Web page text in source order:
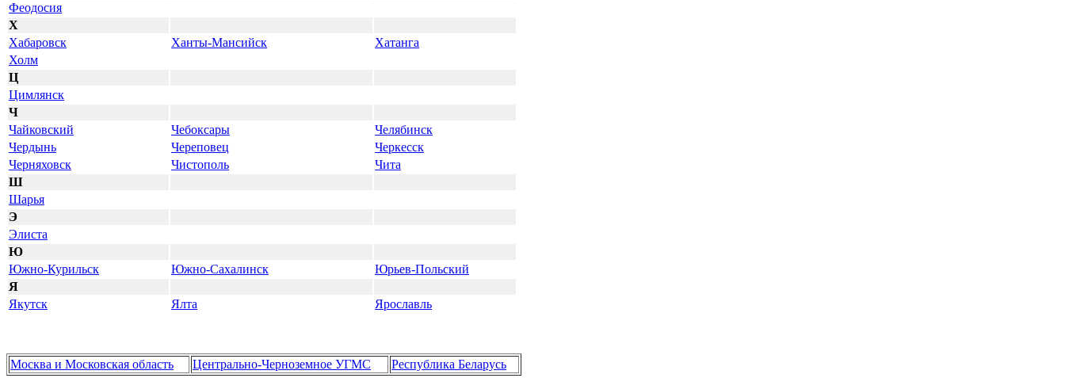
Феодосия
Х
Хабаровск
Ханты-Мансийск
Хатанга
Холм
Ц
Цимлянск
Ч
Чайковский
Чебоксары
Челябинск
Чердынь
Череповец
Черкесск
Черняховск
Чистополь
Чита
Ш
Шарья
Э
Элиста
Ю
Южно-Курильск
Южно-Сахалинск
Юрьев-Польский
Я
Якутск
Ялта Ярославль
Москва и Московская область Центрально-Черноземное УГМС Республика Беларусь